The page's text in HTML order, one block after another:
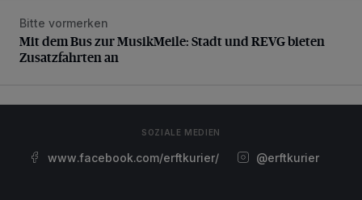
Mit dem Bus zur MusikMeile: Stadt und REVG bieten
Bitte vormerken
Mit dem Bus zur MusikMeile: Stadt und REVG bieten
Zusatzfahrten an
SOZIALE MEDIEN
www.facebook.com/erftkurier/ @erftkurier